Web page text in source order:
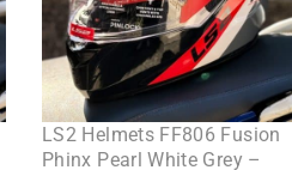
LS2 Helmets FF806 Fusion
Phinx Pearl White Grey –